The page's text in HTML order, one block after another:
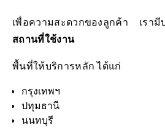
เพื่อความสะดวกของลูกค้า เรา
สถานที่ใช้งาน
พื้นที่ให้บริการหลัก ได้แก่
กรุงเทพฯ
ปทุมธานี
นนทบุรี